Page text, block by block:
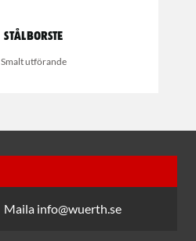
Stålborste
Smalt utförande
Maila info@wuerth.se